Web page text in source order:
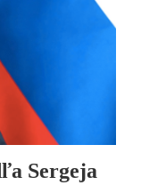
Sergeja